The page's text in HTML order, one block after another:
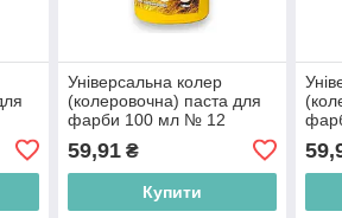
Універсальна колер
(колеровочна) паста для
фарби 100 мл № 12
UNIVERSAL PP BP
59,91₴
Купити
BP